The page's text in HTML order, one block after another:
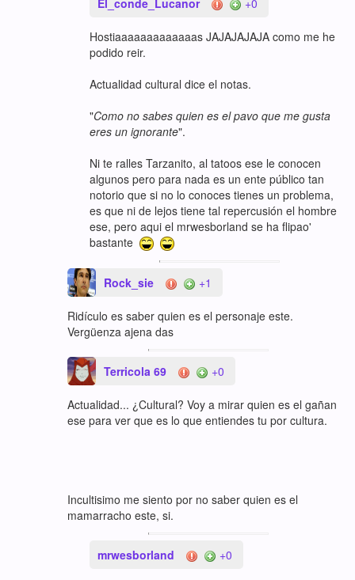
Hostiaaaaaaaaaaaaas JAJAJAJAJA como me he
podido reir.
Actualidad cultural dice el notas.
"Como no sabes quien es el pavo que me gusta
eres un ignorante".
Ni te ralles Tarzanito, al tatoos ese le conocen
algunos pero para nada es un ente público tan
notorio que si no lo conoces tienes un problema,
es que ni de lejos tiene tal repercusión el hombre
ese, pero aqui el mrwesborland se ha flipao'
bastante
Rock_sie +1
Ridículo es saber quien es el personaje este.
Vergüenza ajena das
Terricola 69 +0
Actualidad... ¿Cultural? Voy a mirar quien es el gañan
ese para ver que es lo que entiendes tu por cultura.
Incultisimo me siento por no saber quien es el
mamarracho este, si.
mrwesborland +0